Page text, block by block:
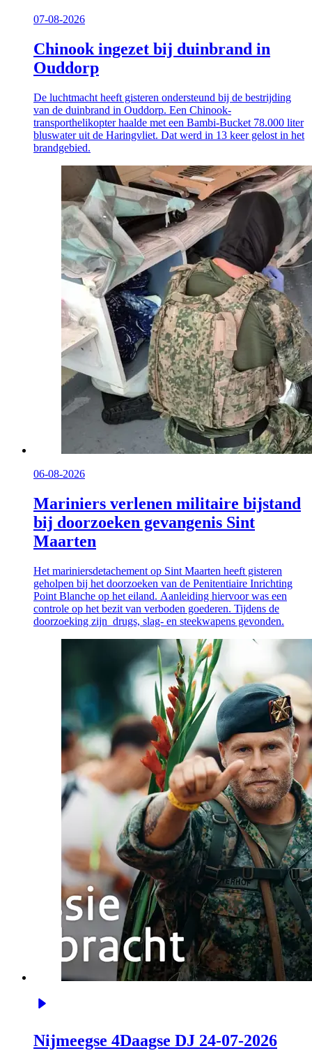
07-08-2026
Chinook ingezet bij duinbrand in
Ouddorp
De luchtmacht heeft gisteren ondersteund bij de bestrijding
van de duinbrand in Ouddorp. Een Chinook-
transporthelikopter haalde met een Bambi-Bucket 78.000 liter
bluswater uit de Haringvliet. Dat werd in 13 keer gelost in het
brandgebied.
06-08-2026
Mariniers verlenen militaire bijstand
bij doorzoeken gevangenis Sint
Maarten
Het mariniersdetachement op Sint Maarten heeft gisteren
geholpen bij het doorzoeken van de Penitentiaire Inrichting
Point Blanche op het eiland. Aanleiding hiervoor was een
controle op het bezit van verboden goederen. Tijdens de
doorzoeking zijn drugs, slag- en steekwapens gevonden.
Nijmeegse 4Daagse DJ 24-07-2026